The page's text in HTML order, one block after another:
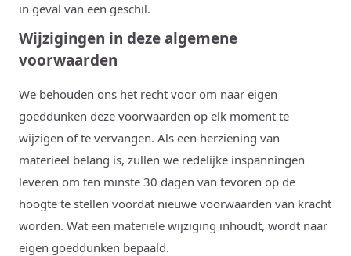
in geval van een geschil.
Wijzigingen in deze algemene
voorwaarden
We behouden ons het recht voor om naar eigen
goeddunken deze voorwaarden op elk moment te
wijzigen of te vervangen. Als een herziening van
materieel belang is, zullen we redelijke inspanningen
leveren om ten minste 30 dagen van tevoren op de
hoogte te stellen voordat nieuwe voorwaarden van kracht
worden. Wat een materiële wijziging inhoudt, wordt naar
eigen goeddunken bepaald.